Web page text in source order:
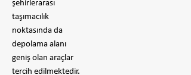
şehirlerarası
taşımacılık
noktasında da
depolama alanı
geniş olan araçlar
tercih edilmektedir.